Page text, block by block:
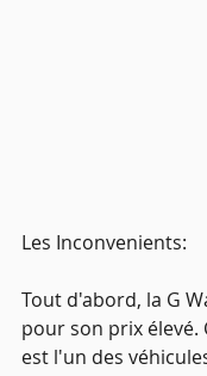
Les Inconvenients:
Tout d'abord, la G
pour son prix élevé.
est l'un des